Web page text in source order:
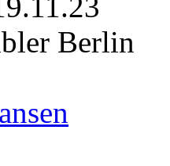
Berlin